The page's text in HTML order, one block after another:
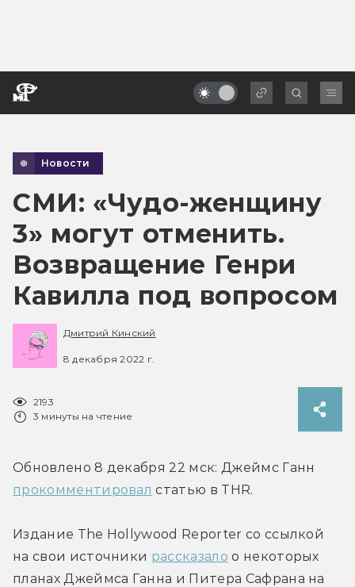
Новости
СМИ: «Чудо-женщину
3» могут отменить.
Возвращение Генри
Кавилла под вопросом
Дмитрий Кинский
8 декабря 2022 г.
2193
3 минуты на чтение
прокомментировал статью в THR.
Издание The Hollywood Reporter со ссылкой
на свои источники рассказало о некоторых
планах Джеймса Ганна и Питера Сафрана на